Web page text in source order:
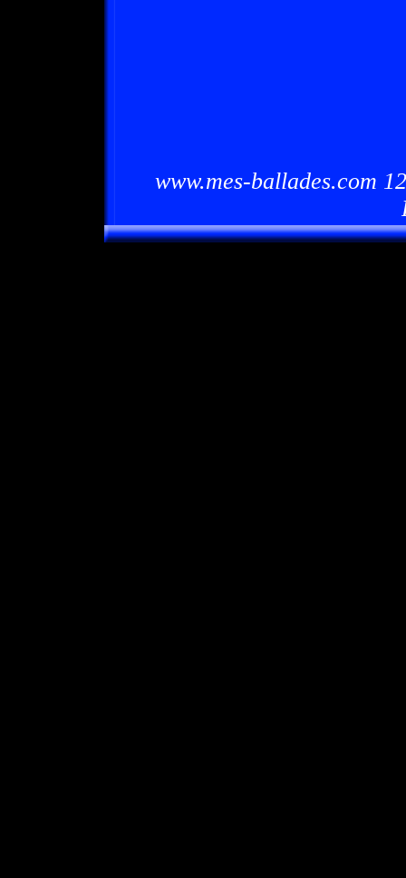
www.mes-ballades.com